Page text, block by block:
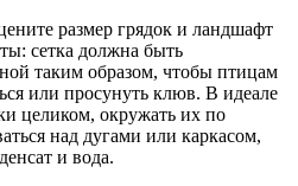
размер грядок и ландшафт
сетка должна быть
таким образом, чтобы птицам
или просунуть клюв. В идеале
целиком, окружать их по
над дугами или каркасом,
и вода.